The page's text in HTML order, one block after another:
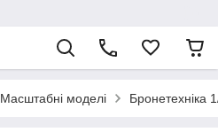
Масштабні моделі Бронетехніка